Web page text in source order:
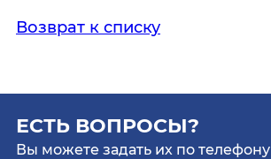
Возврат к списку
ЕСТЬ ВОПРОСЫ?
Вы можете задать их по телефону